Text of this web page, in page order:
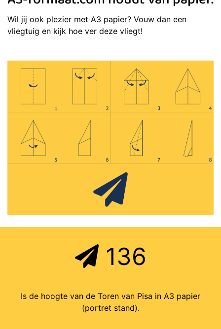
Wil jij ook plezier met A3 papier? Vouw dan een
vliegtuig en kijk hoe ver deze vliegt!
136
Is de hoogte van de Toren van Pisa in A3 papier
(portret stand).